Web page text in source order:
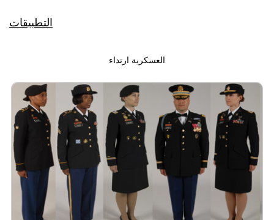
التطبيقات
العسكرية ارتداء